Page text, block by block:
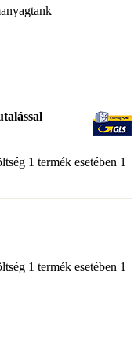
1 termék esetében 1
1 termék esetében 1